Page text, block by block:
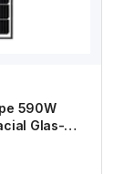
590W
Glas-